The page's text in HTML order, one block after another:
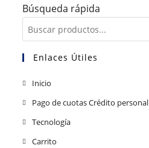
Búsqueda rápida
Enlaces Útiles
Inicio
Pago de cuotas Crédito personal
Tecnología
Carrito